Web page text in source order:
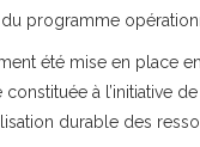
du programme
été mise en place
à l’initiative
durable des